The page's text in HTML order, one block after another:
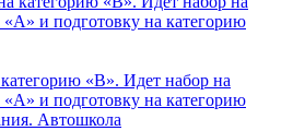
«В». Идет набор на
и подготовку на категорию
Автошкола